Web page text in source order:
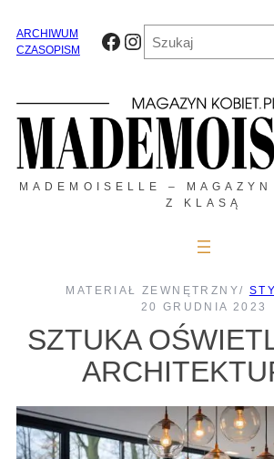
treściARCHIWUM
CZASOPISM
Facebook
Instagram
MADEMOISELLE –
Z KLASĄ
MATERIAŁ ZEWNĘTRZNY/
20 GRUDNIA 2023
SZTUKA